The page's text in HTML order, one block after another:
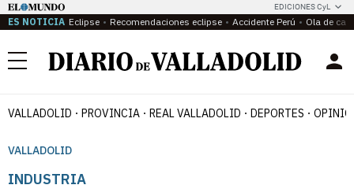
EDICIONES CyL
ES NOTICIA Eclipse Recomendaciones eclipse Accidente Perú Ola de
Menú
VALLADOLID PROVINCIA REAL VALLADOLID DEPORTES
VALLADOLID
INDUSTRIA